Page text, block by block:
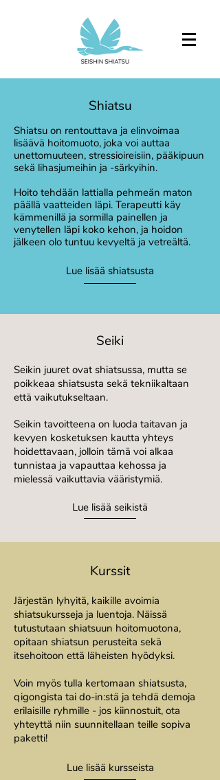
Shiatsu
Shiatsu on rentouttava ja elinvoimaa
lisäävä hoitomuoto, joka voi auttaa
unettomuuteen, stressioireisiin, pääkipuun
sekä lihasjumeihin ja -särkyihin.
Hoito tehdään lattialla pehmeän maton
päällä vaatteiden läpi. Terapeutti käy
kämmenillä ja sormilla painellen ja
venytellen läpi koko kehon, ja hoidon
jälkeen olo tuntuu kevyeltä ja vetreältä.
Lue lisää shiatsusta
Seiki
Seikin juuret ovat shiatsussa, mutta se
poikkeaa shiatsusta sekä tekniikaltaan
että vaikutukseltaan.
Seikin tavoitteena on luoda taitavan ja
kevyen kosketuksen kautta yhteys
hoidettavaan, jolloin tämä voi alkaa
tunnistaa ja vapauttaa kehossa ja
mielessä vaikuttavia vääristymiä.
Lue lisää seikistä
Kurssit
Järjestän lyhyitä, kaikille avoimia
shiatsukursseja ja luentoja. Näissä
tutustutaan shiatsuun hoitomuotona,
opitaan shiatsun perusteita sekä
itsehoitoon että läheisten hyödyksi.
Voin myös tulla kertomaan shiatsusta,
qigongista tai do-in:stä ja tehdä demoja
erilaisille ryhmille - jos kiinnostuit, ota
yhteyttä niin suunnitellaan teille sopiva
paketti!
Lue lisää kursseista